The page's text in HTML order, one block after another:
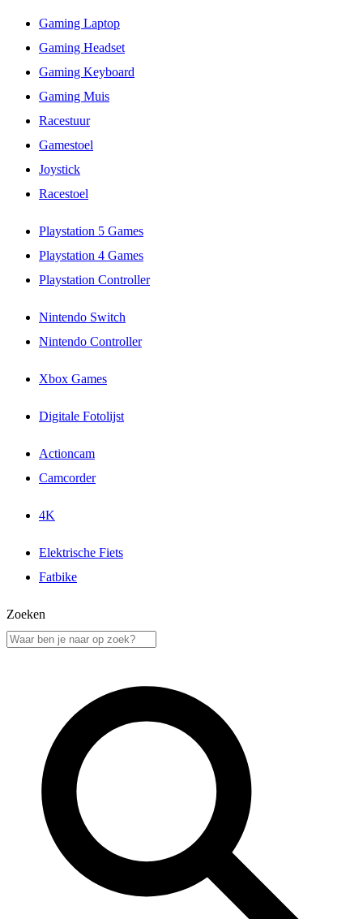
Gaming Laptop
Gaming Headset
Gaming Keyboard
Gaming Muis
Racestuur
Gamestoel
Joystick
Racestoel
Playstation 5 Games
Playstation 4 Games
Playstation Controller
Nintendo Switch
Nintendo Controller
Xbox Games
Digitale Fotolijst
Actioncam
Camcorder
4K
Elektrische Fiets
Fatbike
Zoeken